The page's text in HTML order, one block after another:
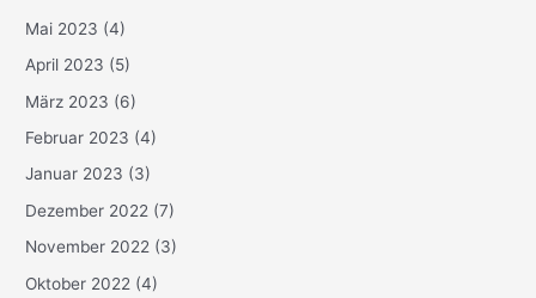
Mai 2023 (4)
April 2023 (5)
März 2023 (6)
Februar 2023 (4)
Januar 2023 (3)
Dezember 2022 (7)
November 2022 (3)
Oktober 2022 (4)